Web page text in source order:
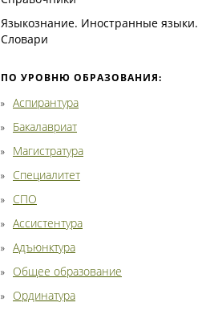
Языкознание. Иностранные языки.
Словари
ПО УРОВНЮ ОБРАЗОВАНИЯ:
Аспирантура
Бакалавриат
Магистратура
Специалитет
СПО
Ассистентура
Адъюнктура
Общее образование
Ординатура